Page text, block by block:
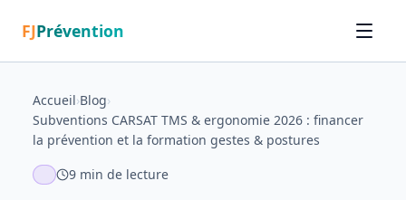
FJPrévention
Accueil›Blog›
Subventions CARSAT TMS & ergonomie 2026 : financer
la prévention et la formation gestes & postures
9 min de lecture